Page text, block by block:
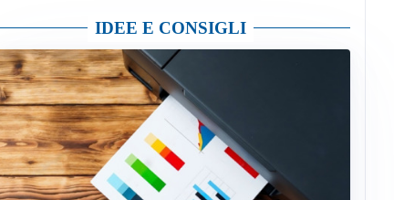
IDEE E CONSIGLI